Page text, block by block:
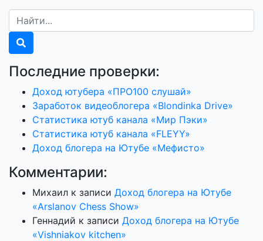
Последние проверки:
Доход ютубера «ПРО100 слушай»
Заработок видеоблогера «Blondinka Drive»
Статистика ютуб канала «Мир Пэки»
Статистика ютуб канала «FLEYY»
Доход блогера на Ютубе «Мефисто»
Комментарии:
Михаил к записи Доход блогера на Ютубе
«Arslanov Chess Show»
Геннадий к записи Доход блогера на Ютубе
«Vishniakov kitchen»